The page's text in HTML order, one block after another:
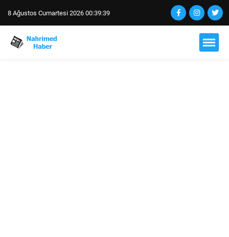
8 Ağustos Cumartesi 2026 00:39:40